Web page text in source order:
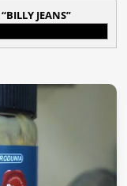
BILLY JEANS